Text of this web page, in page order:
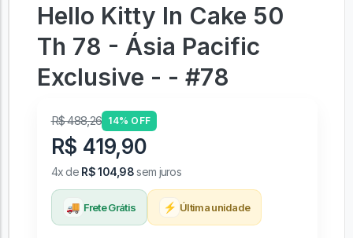
Hello Kitty In Cake 50
Th 78 - Ásia Pacific
Exclusive - - #78
R$ 488,26 14% OFF
R$ 419,90
4x de R$ 104,98sem juros
🚚 Frete Grátis ⚡ Última unidade